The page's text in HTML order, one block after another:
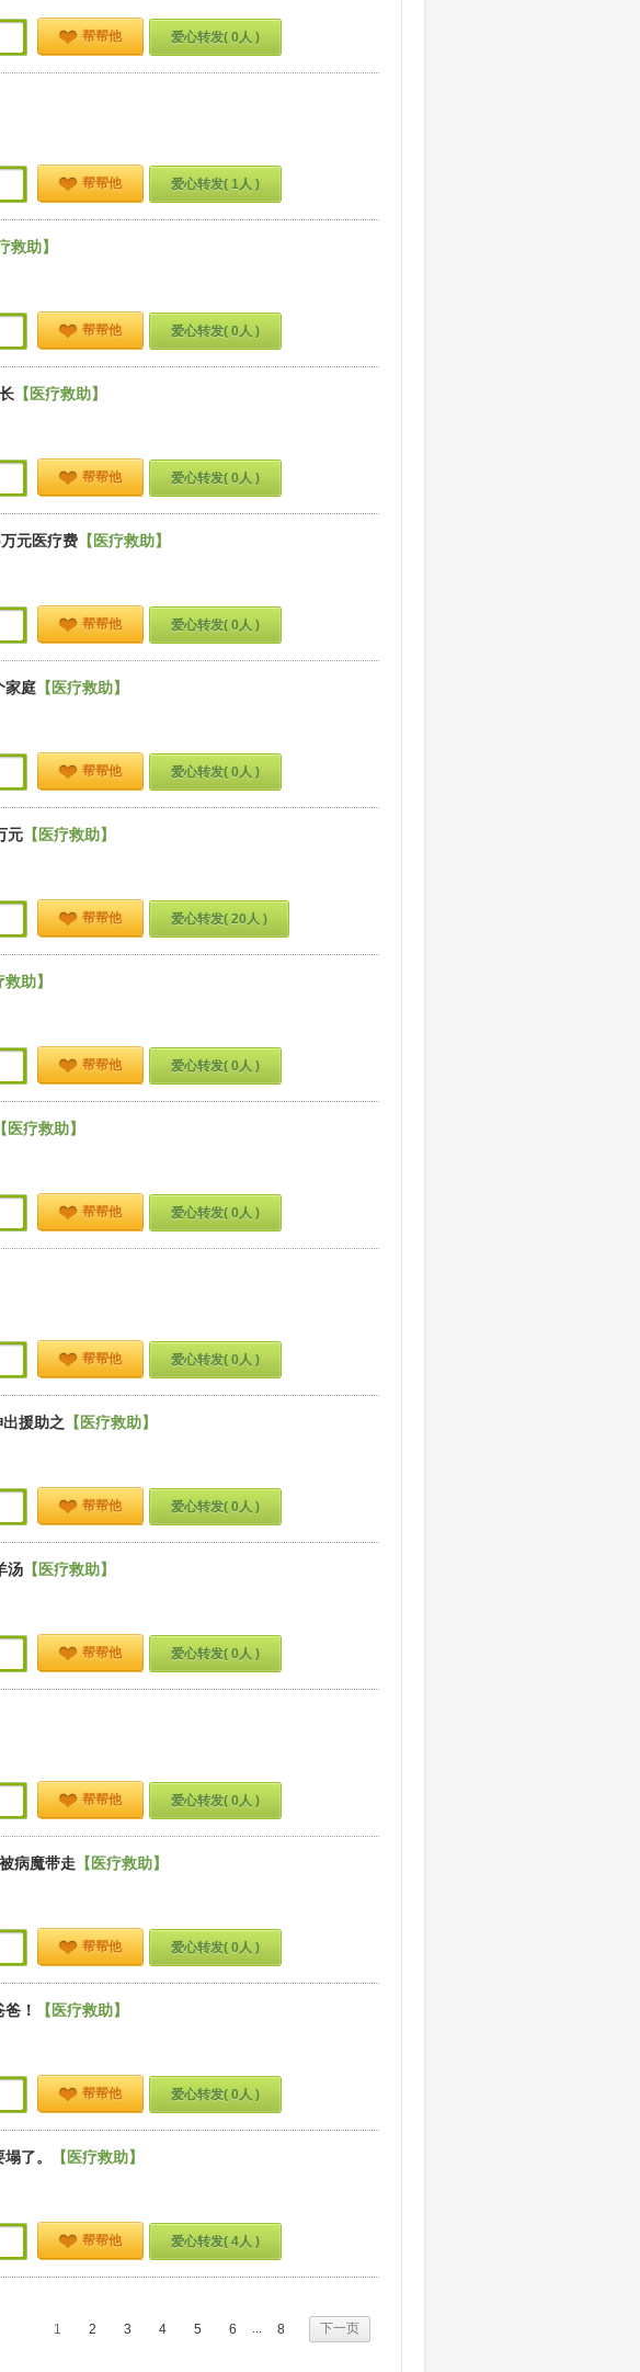
帮帮他 爱心转发( 0人 )
帮帮他 爱心转发( 1人 )
救助】
帮帮他 爱心转发( 0人 )
【医疗救助】
帮帮他 爱心转发( 0人 )
元医疗费 【医疗救助】
帮帮他 爱心转发( 0人 )
家庭 【医疗救助】
帮帮他 爱心转发( 0人 )
元 【医疗救助】
帮帮他 爱心转发( 20人 )
救助】
帮帮他 爱心转发( 0人 )
【医疗救助】
帮帮他 爱心转发( 0人 )
帮帮他 爱心转发( 0人 )
援助之 【医疗救助】
帮帮他 爱心转发( 0人 )
汤 【医疗救助】
帮帮他 爱心转发( 0人 )
帮帮他 爱心转发( 0人 )
病魔带走 【医疗救助】
帮帮他 爱心转发( 0人 )
！ 【医疗救助】
帮帮他 爱心转发( 0人 )
了。 【医疗救助】
帮帮他 爱心转发( 4人 )
1 2 3 4 5 6 ... 8 下一页